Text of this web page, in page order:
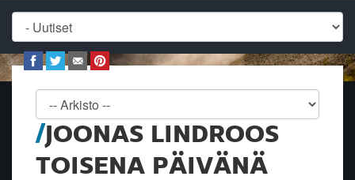
JOONAS LINDROOS
TOISENA PÄIVÄNÄ